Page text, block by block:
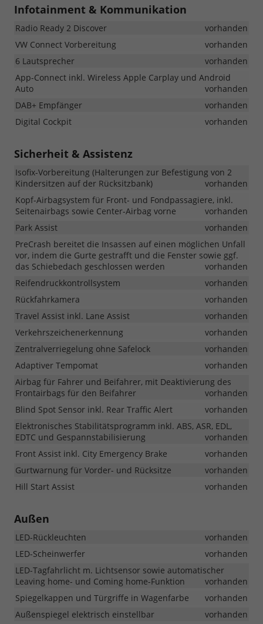
Infotainment & Kommunikation
Radio Ready 2 Discover
vorhanden
VW Connect Vorbereitung
vorhanden
6 Lautsprecher
vorhanden
App-Connect inkl. Wireless Apple Carplay und Android
Auto
vorhanden
DAB+ Empfänger
vorhanden
Digital Cockpit
vorhanden
Sicherheit & Assistenz
Isofix-Vorbereitung (Halterungen zur Befestigung von 2
Kindersitzen auf der Rücksitzbank)
vorhanden
Kopf-Airbagsystem für Front- und Fondpassagiere, inkl.
Seitenairbags sowie Center-Airbag vorne
vorhanden
Park Assist
vorhanden
PreCrash bereitet die Insassen auf einen möglichen Unfall
vor, indem die Gurte gestrafft und die Fenster sowie ggf.
das Schiebedach geschlossen werden
vorhanden
Reifendruckkontrollsystem
vorhanden
Rückfahrkamera
vorhanden
Travel Assist inkl. Lane Assist
vorhanden
Verkehrszeichenerkennung
vorhanden
Zentralverriegelung ohne Safelock
vorhanden
Adaptiver Tempomat
vorhanden
Airbag für Fahrer und Beifahrer, mit Deaktivierung des
Frontairbags für den Beifahrer
vorhanden
Blind Spot Sensor inkl. Rear Traffic Alert
vorhanden
Elektronisches Stabilitätsprogramm inkl. ABS, ASR, EDL,
EDTC und Gespannstabilisierung
vorhanden
Front Assist inkl. City Emergency Brake
vorhanden
Gurtwarnung für Vorder- und Rücksitze
vorhanden
Hill Start Assist
vorhanden
Außen
LED-Rückleuchten
vorhanden
LED-Scheinwerfer
vorhanden
LED-Tagfahrlicht m. Lichtsensor sowie automatischer
Leaving home- und Coming home-Funktion
vorhanden
Spiegelkappen und Türgriffe in Wagenfarbe
vorhanden
Außenspiegel elektrisch einstellbar
vorhanden